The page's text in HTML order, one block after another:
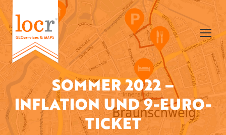
SOMMER 2022 –
INFLATION UND 9-EURO-
TICKET
Sie befinden sich hier: